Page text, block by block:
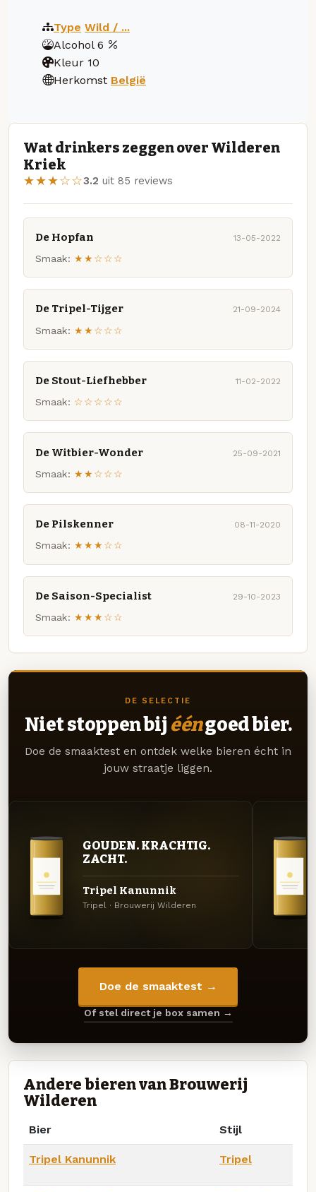
Type Wild / ...
Alcohol 6
Kleur 10
Herkomst België
Wat drinkers zeggen over Wilderen
Kriek
★★★☆☆3.2 uit 85 reviews
De Hopfan 13-05-2022
Smaak: ★★☆☆☆
De Tripel-Tijger 21-09-2024
Smaak: ★★☆☆☆
De Stout-Liefhebber 11-02-2022
Smaak: ☆☆☆☆☆
De Witbier-Wonder 25-09-2021
Smaak: ★★☆☆☆
De Pilskenner 08-11-2020
Smaak: ★★★☆☆
De Saison-Specialist 29-10-2023
Smaak: ★★★☆☆
DE SELECTIE
Niet stoppen bij ééngoed bier.
Doe de smaaktest en ontdek welke bieren écht in
jouw straatje liggen.
GOUDEN. KRACHTIG.
ZACHT.
Tripel Kanunnik
Tripel · Brouwerij Wilderen
Doe de smaaktest →
Of stel direct je box samen →
Andere bieren van Brouwerij
Wilderen
Bier Stijl
Tripel Kanunnik Tripel